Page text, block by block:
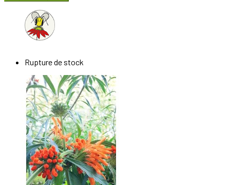
Rupture de stock